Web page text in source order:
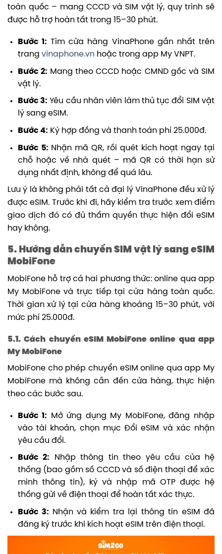
toàn quốc – mang CCCD và SIM vật lý, quy trình sẽ
được hỗ trợ hoàn tất trong 15–30 phút.
Bước 1: Tìm cửa hàng VinaPhone gần nhất trên
trang vinaphone.vn hoặc trong app My VNPT.
Bước 2: Mang theo CCCD hoặc CMND gốc và SIM
vật lý.
Bước 3: Yêu cầu nhân viên làm thủ tục đổi SIM vật
lý sang eSIM.
Bước 4: Ký hợp đồng và thanh toán phí 25.000đ.
Bước 5: Nhận mã QR, rồi quét kích hoạt ngay tại
chỗ hoặc về nhà quét – mã QR có thời hạn sử
dụng nhất định, không để quá lâu.
Lưu ý là không phải tất cả đại lý VinaPhone đều xử lý
được eSIM. Trước khi đi, hãy kiểm tra trước xem điểm
giao dịch đó có đủ thẩm quyền thực hiện đổi eSIM
hay không.
5. Hướng dẫn chuyển SIM vật lý sang eSIM
MobiFone
MobiFone hỗ trợ cả hai phương thức: online qua app
My MobiFone và trực tiếp tại cửa hàng toàn quốc.
Thời gian xử lý tại cửa hàng khoảng 15–30 phút, với
mức phí 25.000đ.
5.1. Cách chuyển eSIM MobiFone online qua app
My MobiFone
MobiFone cho phép chuyển eSIM online qua app My
MobiFone mà không cần đến cửa hàng, thực hiện
theo các bước sau.
Bước 1: Mở ứng dụng My MobiFone, đăng nhập
vào tài khoản, chọn mục Đổi eSIM và xác nhận
yêu cầu đổi.
Bước 2: Nhập thông tin theo yêu cầu của hệ
thống (bao gồm số CCCD và số điện thoại để xác
minh thông tin), ký và nhập mã OTP được hệ
thống gửi về điện thoại để hoàn tất xác thực.
Bước 3: Nhận và kiểm tra lại thông tin eSIM đã
đăng ký trước khi kích hoạt eSIM trên điện thoại.